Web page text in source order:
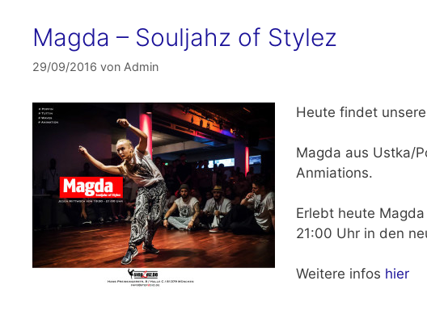
Magda – Souljahz of Stylez
29/09/2016 von Admin
Heute findet unsere
Magda aus Ustka/
Anmiations.
Erlebt heute
21:00 Uhrin den
Weitere infos hier